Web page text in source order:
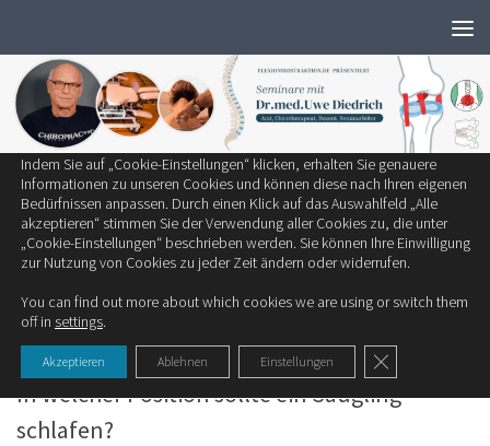
SCHLAGWÖRTER:SÄUGLING
RÜCKEN/BSV
Skoliose – Ursachen und Behandlung
KINDER
In welcher Position sollte ein Säugling
schlafen?
Wir verwenden ausschließlich notwendige Cookies, um die bestmögliche
Zum Einsatz kommen auf unserer Seite:
Technisch notwendige Cookies
Statistik-Cookies
Cookies von Drittanbietern
Indem Sie auf „Cookie-Einstellungen“ klicken, erhalten Sie genauere
Informationen zu unseren Cookies und können diese nach Ihren eigenen
Bedürfnissen anpassen. Durch einen Klick auf das Auswahlfeld „Alle
akzeptieren“ stimmen Sie der Verwendung aller Cookies zu, die unter
„Cookie-Einstellungen“ beschrieben werden. Sie können Ihre Einwilligung
zur Nutzung von Cookies zu jeder Zeit ändern oder widerrufen.
You can find out more about which cookies we are using or switch them
off in settings.
Akzeptieren Ablehnen Einstellungen GDPR Cookie-